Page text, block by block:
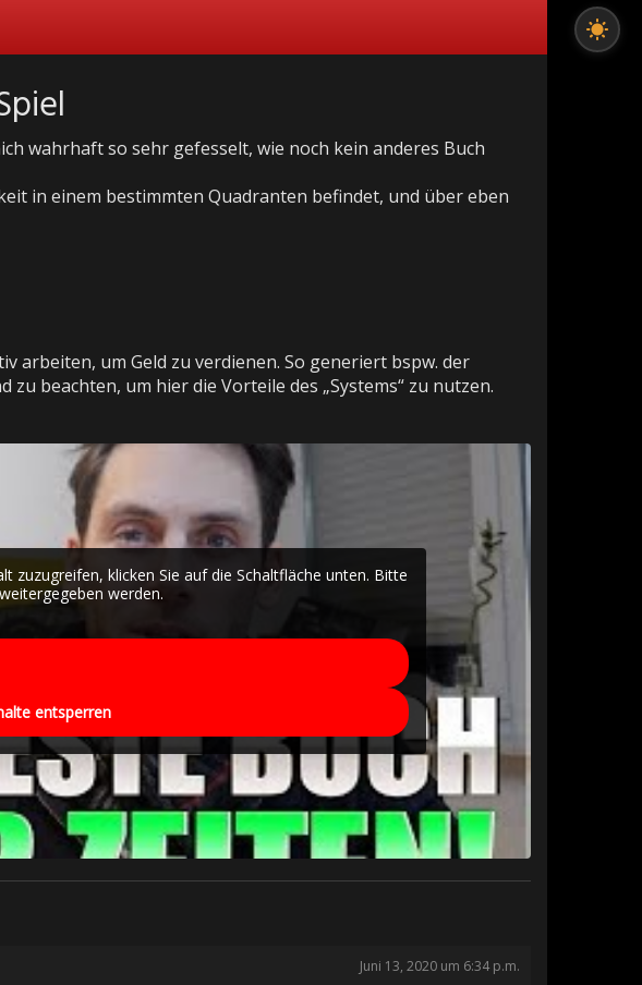
wahrhaft so sehr gefesselt, wie noch kein anderes Buch
in einem bestimmten Quadranten befindet, und über eben
arbeiten, um Geld zu verdienen. So generiert bspw. der
beachten, um hier die Vorteile des „Systems“ zu nutzen.
zuzugreifen, klicken Sie auf die Schaltfläche unten. Bitte
werden.
entsperren
Juni 13, 2020 um 6:34 p.m.